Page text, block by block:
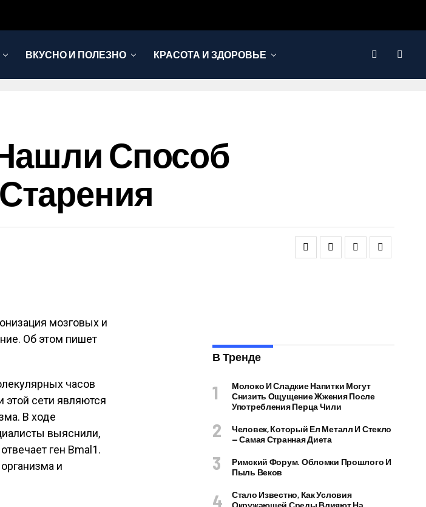
ВКУСНО И ПОЛЕЗНО КРАСОТА И ЗДОРОВЬЕ
Способ
мозговых и
Об этом пишет
часов
сети являются
В ходе
выяснили,
ген Bmal1.
и
В Тренде
Молоко И Сладкие Напитки Могут
Снизить Ощущение Жжения После
Употребления Перца Чили
Человек, Который Ел Металл И Стекло
— Самая Странная Диета
Римский Форум. Обломки Прошлого И
Пыль Веков
Стало Известно, Как Условия
Окружающей Среды Влияют На